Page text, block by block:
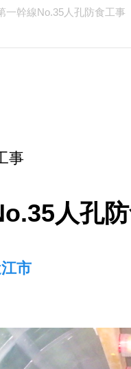
一幹線No.35人孔防食工事
事
人孔
市